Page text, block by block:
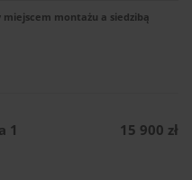
montażu a siedzibą
1
15 900 zł